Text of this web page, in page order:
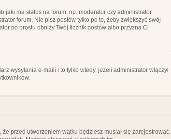
jaki ma status na forum, np. moderator czy administrator.
forum. Nie pisz postów tylko po to, żeby zwiększyć swój
po prostu obniży Twój licznik postów albo przyzna Ci
wysyłania e-maili i to tylko wtedy, jeżeli administrator włączył
przed utworzeniem wątku będziesz musiał się zarejestrować.